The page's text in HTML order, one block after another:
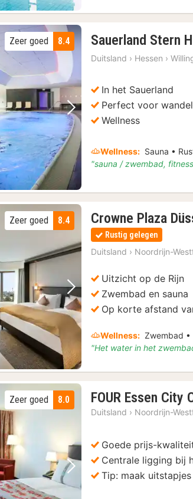
Volgende foto
8.4
Zeer goed Sauerland Stern
Duitsland › Hessen ›
In het Sauerland
Perfect voor
Wellness
Wellness: Sauna •
"sauna / zwembad,
Volgende foto
8.4
Zeer goed Crowne Plaza
Rustig gelegen
Duitsland › Noordrijn-
Uitzicht op de Rijn
Zwembad en sauna
Op korte afstand
Wellness: Zwembad •
"Het water in het
Volgende foto
8.0
Zeer goed FOUR Essen City
Duitsland › Noordrijn-
Goede prijs-
Centrale ligging bij
Tip: maak